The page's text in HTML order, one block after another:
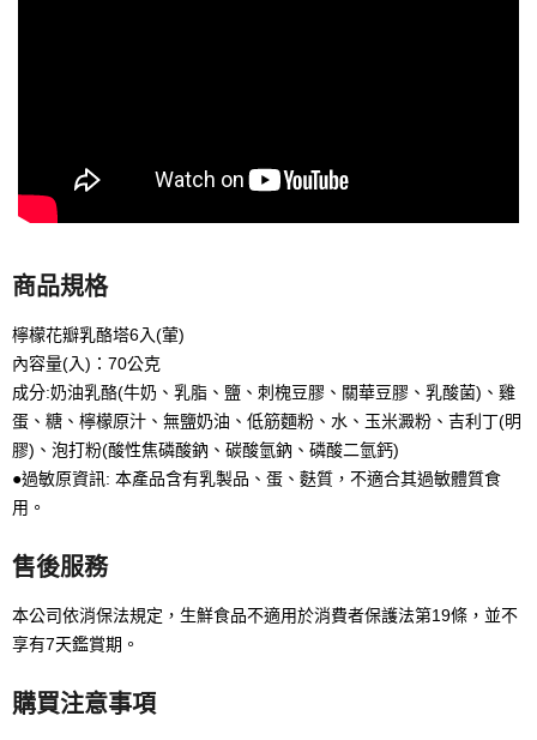
商品規格
檸檬花瓣乳酪塔6入(葷)
內容量(入)：70公克
成分:奶油乳酪(牛奶、乳脂、鹽、刺槐豆膠、關華豆膠、乳酸菌)、雞
蛋、糖、檸檬原汁、無鹽奶油、低筋麵粉、水、玉米澱粉、吉利丁(明
膠)、泡打粉(酸性焦磷酸鈉、碳酸氫鈉、磷酸二氫鈣)
●過敏原資訊: 本產品含有乳製品、蛋、麩質，不適合其過敏體質食
用。
售後服務
本公司依消保法規定，生鮮食品不適用於消費者保護法第19條，並不
享有7天鑑賞期。
購買注意事項